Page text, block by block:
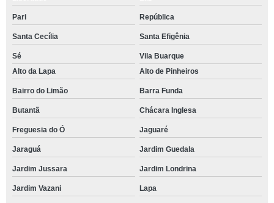
Pari República
Santa Cecília Santa Efigênia
Sé
Vila Buarque
Alto da Lapa
Alto de Pinheiros
Bairro do Limão Barra Funda
Butantã Chácara Inglesa
Freguesia do Ó Jaguaré
Jaraguá Jardim Guedala
Jardim Jussara Jardim Londrina
Jardim Vazani Lapa